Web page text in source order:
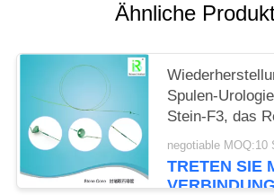
Ähnliche
Spulen-
Stein-F3, das
von Steinen
negotiable MOQ:10
TRETEN SIE